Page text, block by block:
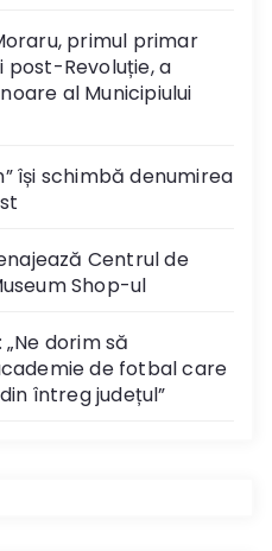
primul primar
post-Revoluție, a
al Municipiului
își schimbă denumirea
Centrul de
Shop-ul
dorim să
de fotbal care
întreg județul”